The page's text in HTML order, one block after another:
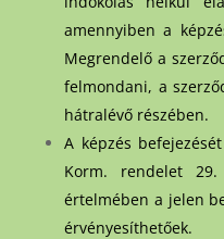
amennyiben a
Megrendelő a
felmondani, a
hátralévő részében.
A képzés
Korm. rendelet
értelmében a jelen
érvényesíthetőek.